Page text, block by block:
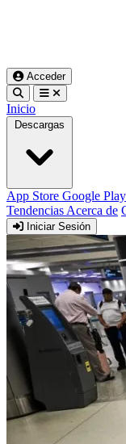
Acceder
Inicio
Descargas
App Store Google Play
Tendencias Acerca de
Iniciar Sesión